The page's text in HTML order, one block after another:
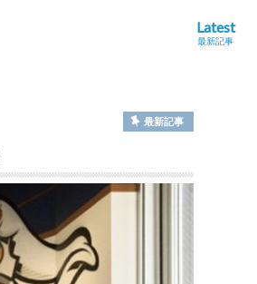
Latest
最新記事
最新記事